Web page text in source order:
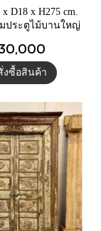
x D18 x H275 cm.
ประตูไม้บานใหญ่
ลายแตกต่างกันทุก
ประตูคู่ไม้หนาคาด
งซื้อสินค้า